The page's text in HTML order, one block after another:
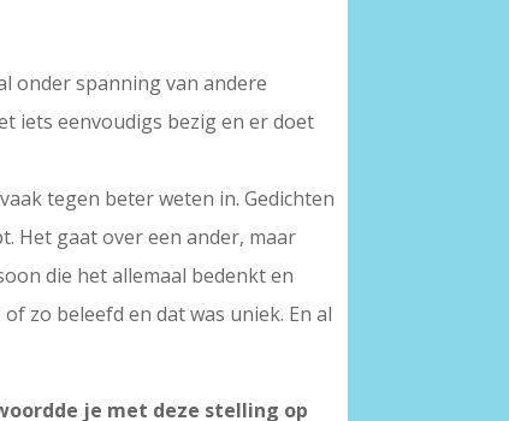
onder spanning van andere
iets eenvoudigs bezig en er doet
tegen beter weten in. Gedichten
Het gaat over een ander, maar
die het allemaal bedenkt en
zo beleefd en dat was uniek. En al
je met deze stelling op